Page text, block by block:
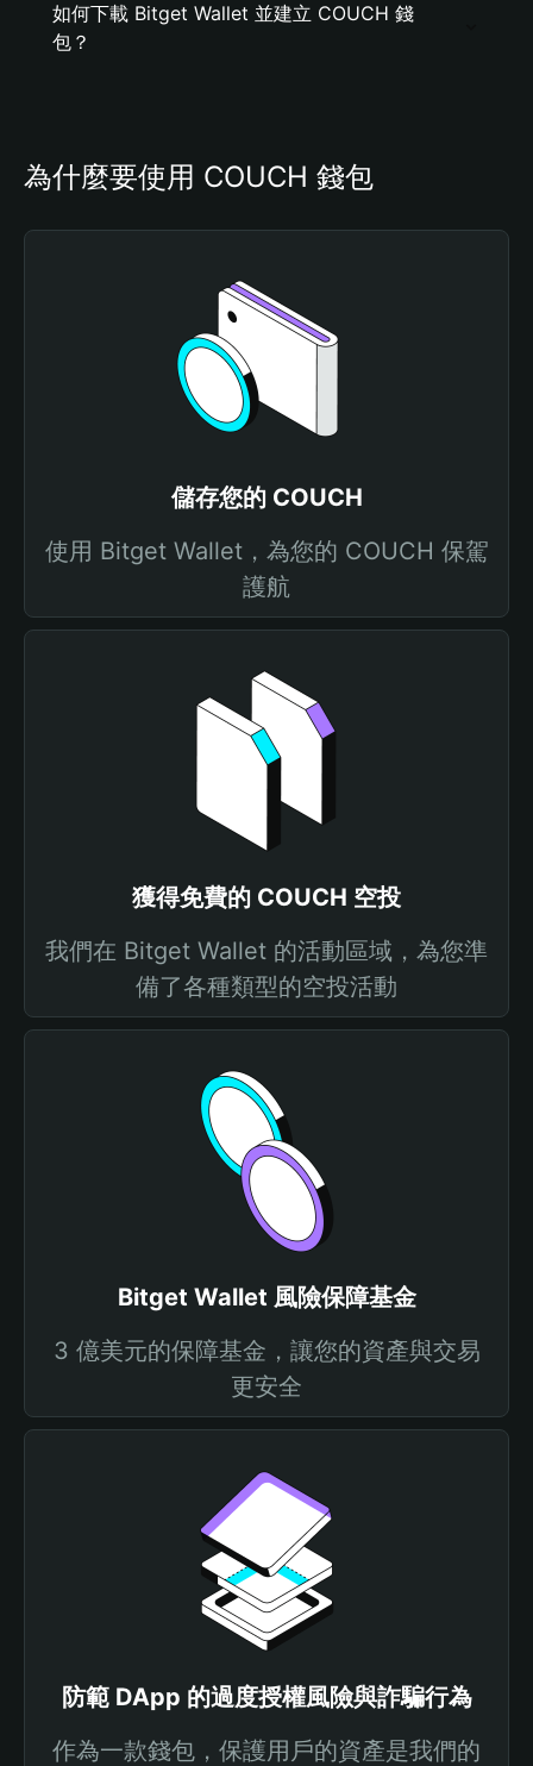
如何下載 Bitget Wallet 並建立 COUCH 錢
包？
為什麼要使用 COUCH 錢包
儲存您的 COUCH
使用 Bitget Wallet，為您的 COUCH 保駕
護航
獲得免費的 COUCH 空投
我們在 Bitget Wallet 的活動區域，為您準
備了各種類型的空投活動
Bitget Wallet 風險保障基金
3 億美元的保障基金，讓您的資產與交易
更安全
防範 DApp 的過度授權風險與詐騙行為
作為一款錢包，保護用戶的資產是我們的